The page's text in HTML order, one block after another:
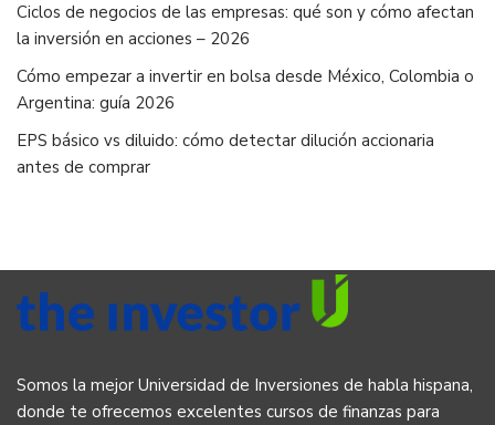
Ciclos de negocios de las empresas: qué son y cómo afectan
la inversión en acciones – 2026
Cómo empezar a invertir en bolsa desde México, Colombia o
Argentina: guía 2026
EPS básico vs diluido: cómo detectar dilución accionaria
antes de comprar
Somos la mejor Universidad de Inversiones de habla hispana,
donde te ofrecemos excelentes cursos de finanzas para